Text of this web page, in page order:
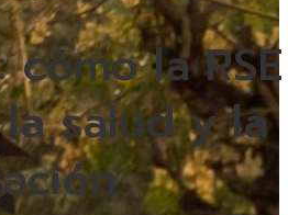
cómo la RSE
salud y la